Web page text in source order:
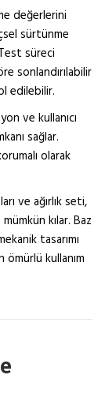
değerlerini
sürtünme
süreci
sonlandırılabilir
edilebilir.
ve kullanıcı
sağlar.
olarak
ve ağırlık seti,
kılar. Baz
tasarımı
kullanım